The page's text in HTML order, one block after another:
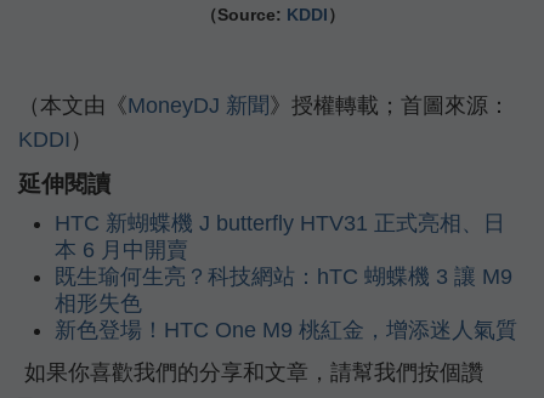
（Source: KDDI）
（本文由《MoneyDJ 新聞 》授權轉載；首圖來源：
KDDI ）
延伸閱讀
HTC 新蝴蝶機 J butterfly HTV31 正式亮相、日
本 6 月中開賣
既生瑜何生亮？科技網站：hTC 蝴蝶機 3 讓 M9
相形失色
新色登場！HTC One M9 桃紅金，增添迷人氣質
如果你喜歡我們的分享和文章，請幫我們按個讚